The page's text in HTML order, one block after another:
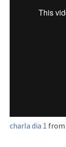
charla dia 1 from